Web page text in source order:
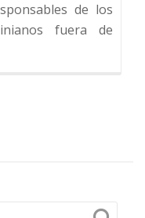
de los
fuera de